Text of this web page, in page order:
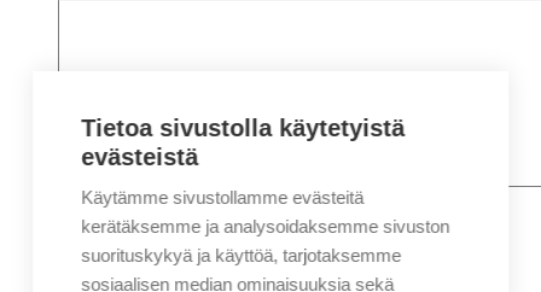
Nimi*
Etunimi
Sukunimi
Tietoa sivustolla käytetyistä
evästeistä
Käytämme sivustollamme evästeitä
kerätäksemme ja analysoidaksemme sivuston
suorituskykyä ja käyttöä, tarjotaksemme
sosiaalisen median ominaisuuksia sekä